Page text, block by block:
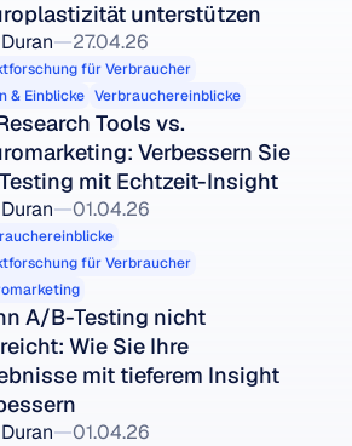
unterstützen
27.04.26
für Verbraucher
& Einblicke Verbrauchereinblicke
Tools vs.
Verbessern Sie
mit Echtzeit-Insight
01.04.26
für Verbraucher
A/B-Testing nicht
Wie Sie Ihre
mit tieferem Insight
01.04.26